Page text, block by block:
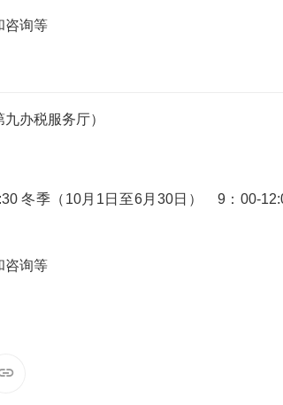
咨询等
办税服务厅）
冬季（10月1日至6月30日） 9：00-
咨询等